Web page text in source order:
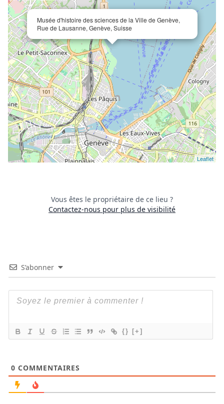
Musée d'histoire des sciences de la Ville de Genève,
Rue de Lausanne, Genève, Suisse
Leaflet
Vous êtes le propriétaire de ce lieu ?
Contactez-nous pour plus de visibilité
S’abonner
{} [+]
0 COMMENTAIRES